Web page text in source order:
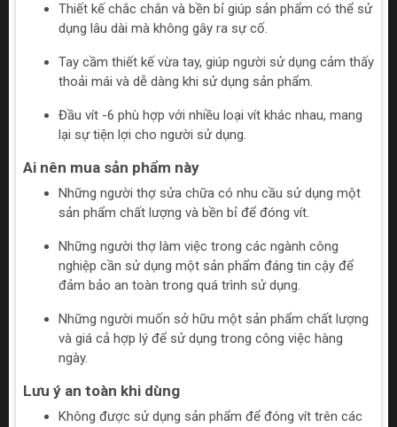
Thiết kế chắc chắn và bền bỉ giúp sản phẩm có thể sử
dụng lâu dài mà không gây ra sự cố.
Tay cầm thiết kế vừa tay, giúp người sử dụng cảm thấy
thoải mái và dễ dàng khi sử dụng sản phẩm.
Đầu vít -6 phù hợp với nhiều loại vít khác nhau, mang
lại sự tiện lợi cho người sử dụng.
Ai nên mua sản phẩm này
Những người thợ sửa chữa có nhu cầu sử dụng một
sản phẩm chất lượng và bền bỉ để đóng vít.
Những người thợ làm việc trong các ngành công
nghiệp cần sử dụng một sản phẩm đáng tin cậy để
đảm bảo an toàn trong quá trình sử dụng.
Những người muốn sở hữu một sản phẩm chất lượng
và giá cả hợp lý để sử dụng trong công việc hàng
ngày.
Lưu ý an toàn khi dùng
Không được sử dụng sản phẩm để đóng vít trên các